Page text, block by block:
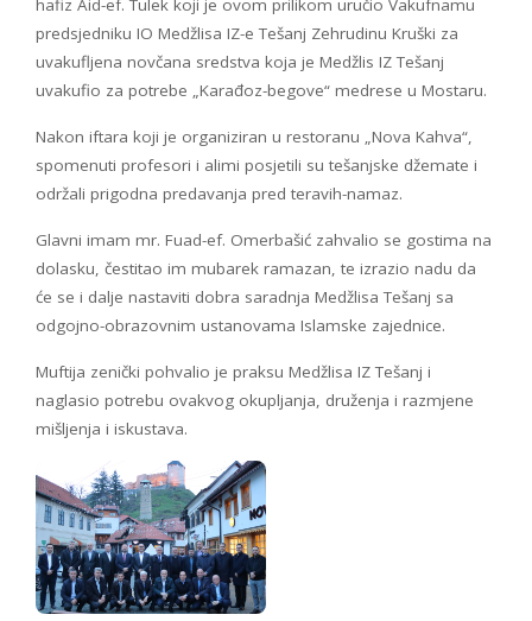
hafiz Aid-ef. Tulek koji je ovom prilikom uručio Vakufnamu
predsjedniku IO Medžlisa IZ-e Tešanj Zehrudinu Kruški za
uvakufljena novčana sredstva koja je Medžlis IZ Tešanj
uvakufio za potrebe „Karađoz-begove“ medrese u Mostaru.
Nakon iftara koji je organiziran u restoranu „Nova Kahva“,
spomenuti profesori i alimi posjetili su tešanjske džemate i
održali prigodna predavanja pred teravih-namaz.
Glavni imam mr. Fuad-ef. Omerbašić zahvalio se gostima na
dolasku, čestitao im mubarek ramazan, te izrazio nadu da
će se i dalje nastaviti dobra saradnja Medžlisa Tešanj sa
odgojno-obrazovnim ustanovama Islamske zajednice.
Muftija zenički pohvalio je praksu Medžlisa IZ Tešanj i
naglasio potrebu ovakvog okupljanja, druženja i razmjene
mišljenja i iskustava.